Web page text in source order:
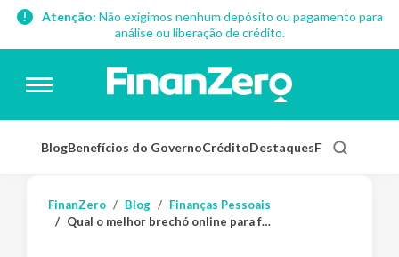
Atenção: Não exigimos nenhum depósito ou pagamento para
análise ou liberação de crédito.
BlogBenefícios do GovernoCréditoDestaquesFinanças
FinanZero Blog
Finanças Pessoais
Qual o melhor brechó online para fazer compras?